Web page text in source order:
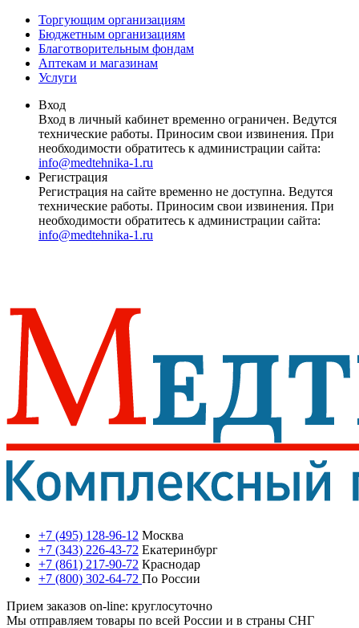
Торгующим организациям
Бюджетным организациям
Благотворительным фондам
Аптекам и магазинам
Услуги
Вход
Вход в личный кабинет временно ограничен. Ведутся
технические работы. Приносим свои извинения. При
необходимости обратитесь к администрации сайта:
info@medtehnika-1.ru
Регистрация
Регистрация на сайте временно не доступна. Ведутся
технические работы. Приносим свои извинения. При
необходимости обратитесь к администрации сайта:
info@medtehnika-1.ru
+7 (495) 128-96-12 Москва
+7 (343) 226-43-72 Екатеринбург
+7 (861) 217-90-72 Краснодар
+7 (800) 302-64-72 По России
Прием заказов on-line: круглосуточно
Мы отправляем товары по всей России и в страны СНГ